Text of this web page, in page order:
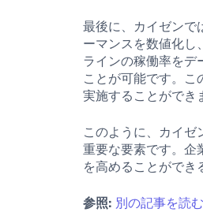
最後に、カイゼンで
ーマンスを数値化し
ラインの稼働率をデ
ことが可能です。こ
実施することができ
このように、カイゼ
重要な要素です。企
を高めることができ
参照: 別の記事を読